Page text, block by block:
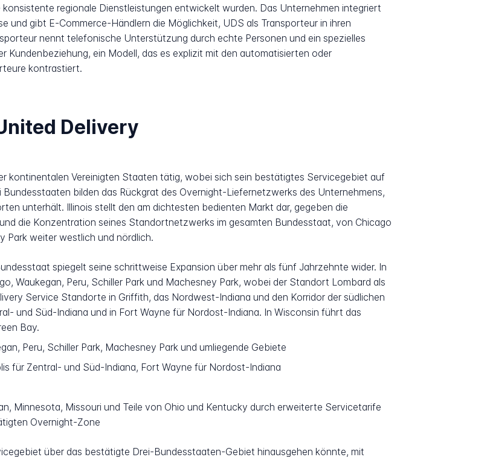
regionale Dienstleistungen entwickelt wurden. Das Unternehmen integriert
und gibt E-Commerce-Händlern die Möglichkeit, UDS als Transporteur in ihren
nennt telefonische Unterstützung durch echte Personen und ein spezielles
Kundenbeziehung, ein Modell, das es explizit mit den automatisierten oder
kontrastiert.
Delivery
kontinentalen Vereinigten Staaten tätig, wobei sich sein bestätigtes Servicegebiet auf
Bundesstaaten bilden das Rückgrat des Overnight-Liefernetzwerks des Unternehmens,
unterhält. Illinois stellt den am dichtesten bedienten Markt dar, gegeben die
die Konzentration seines Standortnetzwerks im gesamten Bundesstaat, von Chicago
Park weiter westlich und nördlich.
spiegelt seine schrittweise Expansion über mehr als fünf Jahrzehnte wider. In
Waukegan, Peru, Schiller Park und Machesney Park, wobei der Standort Lombard als
Service Standorte in Griffith, das Nordwest-Indiana und den Korridor der südlichen
und Süd-Indiana und in Fort Wayne für Nordost-Indiana. In Wisconsin führt das
Bay.
Peru, Schiller Park, Machesney Park und umliegende Gebiete
für Zentral- und Süd-Indiana, Fort Wayne für Nordost-Indiana
Minnesota, Missouri und Teile von Ohio und Kentucky durch erweiterte Servicetarife
Overnight-Zone
über das bestätigte Drei-Bundesstaaten-Gebiet hinausgehen könnte, mit